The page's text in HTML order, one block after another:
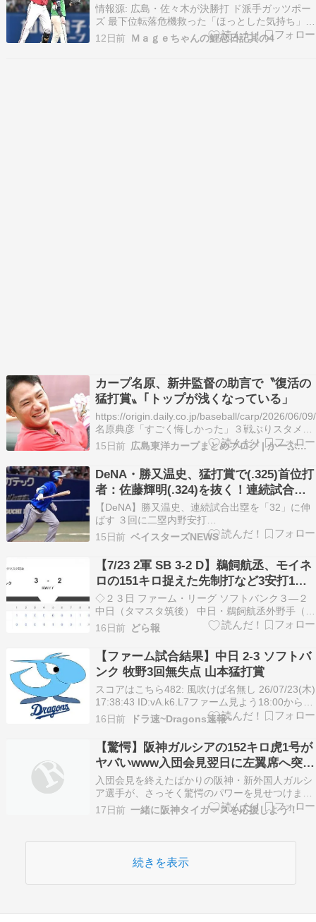
情報源: 広島・佐々木が決勝打 ド派手ガッツポー
ズ 最下位転落危機救った「ほっとした気持ち」
勝負強さも発揮プロ初猛打賞 昨日の東京は激しい
雨が降ったりやんだりと不安定な天気。アタクシ
12日前 Ｍａｇｅちゃんの鯉恋日記其の4
カープ名原、新井監督の助言で〝復活の
猛打賞〟｢トップが浅くなっている」
https://origin.daily.co.jp/baseball/carp/2026/06/09/
名原典彦「すごく悔しかった」３戦ぶりスタメン
で猛打賞 新井監督の教えを実践「結果が出て良か
った」７月は低調で月間打率は１割台。新井監督
の指導を実践し「監督から『トップが浅くなっ…
15日前 広島東洋カープまとめブログ | かーぷぶーん
DeNA・勝又温史、猛打賞で(.325)首位打
者：佐藤輝明(.324)を抜く！連続試合出
塁を「32」に伸ばす
【DeNA】勝又温史、連続試合出塁を「32」に伸
ばす ３回に二塁内野安打
https://t.co/vrhFRmExVH— ふくださん
(@fukudasun) July 24, 2026 続きを読む
15日前 ベイスターズNEWS
【7/23 2軍 SB 3-2 D】鵜飼航丞、モイネ
ロの151キロ捉えた先制打など3安打1打
点1盗塁！！
◇２３日 ファーム・リーグ ソフトバンク３―２
中日（タマスタ筑後） 中日・鵜飼航丞外野手（２
７）が２３日、ファーム・リーグのソフトバンク
戦（タマスタ筑後）に「４番・指名打者」で先発
出場し、先制適時打を放つなど３安打１打点、１
盗塁の活躍で１軍再昇格をアピールした。 鵜飼が
有言実行の…
16日前 どら報
【ファーム試合結果】中日 2-3 ソフトバ
ンク 牧野3回無失点 山本猛打賞
スコアはこちら482: 風吹けば名無し 26/07/23(木)
17:38:43 ID:vA.k6.L7ファーム見よう18:00からや
で 続きを読む
16日前 ドラ速~Dragons速報~
【驚愕】阪神ガルシアの152キロ虎1号が
ヤバいwww入団会見翌日に左翼席へ突き
刺さった衝撃の一部始終がコレwww
入団会見を終えたばかりの阪神・新外国人ガルシ
ア選手が、さっそく驚愕のパワーを見せつけまし
た！152キロの直球をとらえた完璧な“虎1号”の超
速弾、その気になる詳細と現地の盛り上がりを余
“阪神ガルシア契約更新「来年はもっとチームの
力に」…
17日前 一緒に阪神タイガースを応援しよう！
続きを表示